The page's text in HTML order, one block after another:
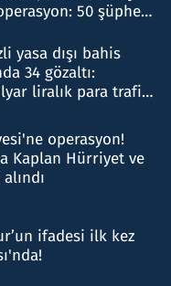
50 şüpheli
yasa dışı bahis
34 gözaltı:
liralık para trafiği
operasyon!
Kaplan Hürriyet ve
ifadesi ilk kez